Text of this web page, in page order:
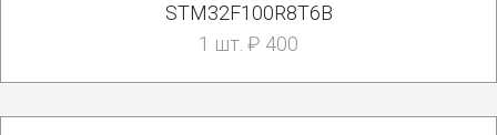
STM32F100R8T6B
1 шт. ₽ 400